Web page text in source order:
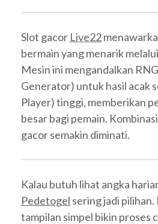
Slot gacor Live22
bermain yang menarik
Mesin ini mengandalkan
Generator) untuk hasil acak
Player) tinggi, memberikan
besar bagi pemain.
gacor semakin diminati.
Kalau butuh lihat angka
Pedetogel sering jadi
tampilan simpel bikin proses